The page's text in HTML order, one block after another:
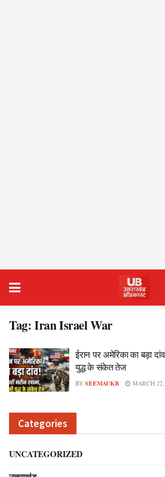
Tag: Iran Israel War
ईरान पर अमेरिका का बड़ा
युद्ध के संकेत तेज
BY SEEMAUKB MARCH
Categories
UNCATEGORIZED